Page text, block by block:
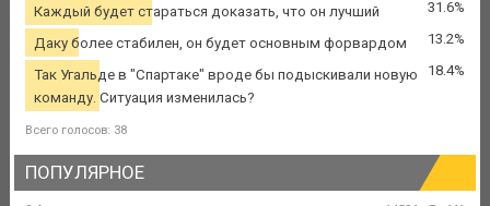
Каждый будет стараться доказать, что он лучший 31.6%
Даку более стабилен, он будет основным форвардом 13.2%
Так Угальде в "Спартаке" вроде бы подыскивали новую
команду. Ситуация изменилась?
18.4%
Всего голосов: 38
ПОПУЛЯРНОЕ